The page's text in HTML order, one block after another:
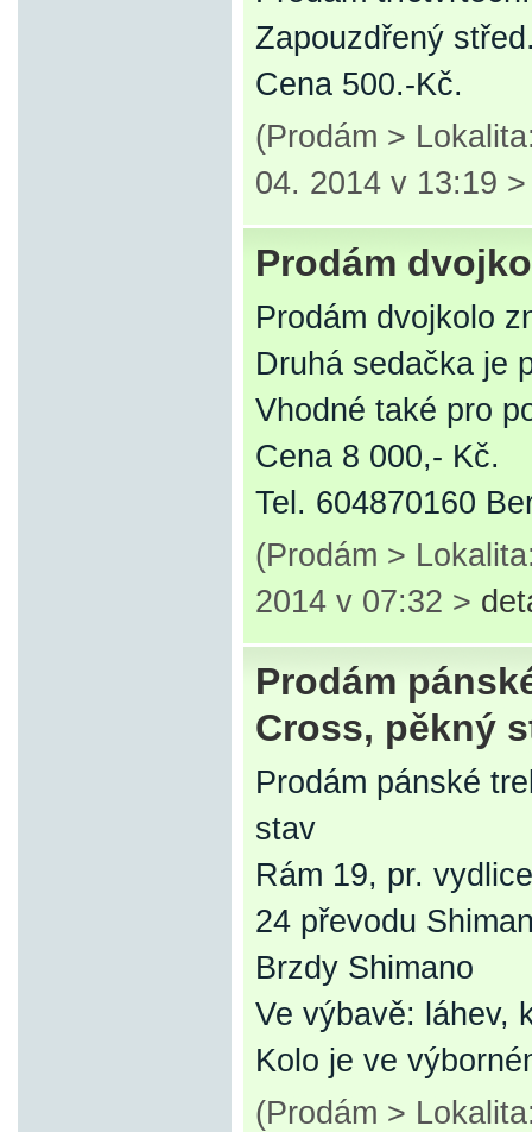
Zapouzdřený
Cena 500.-Kč.
(Prodám >
04. 2014 v 13:19
Prodám
Prodám dvojkolo
Druhá sedačka je
Vhodné také pro
Cena 8 000,- Kč.
Tel. 604870160
(Prodám >
2014 v 07:32 >
Prodám
Cross, pěkný
Prodám pánské
stav
Rám 19, pr.
24 převodu
Brzdy Shimano
Ve výbavě: láhev,
Kolo je ve
(Prodám >